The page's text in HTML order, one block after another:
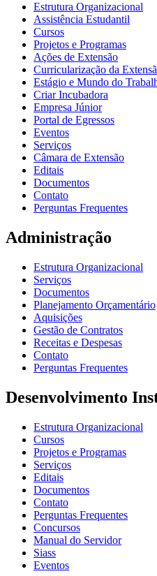
Estrutura Organizacional
Assistência Estudantil
Cursos
Projetos e Programas
Ações de Extensão
Curricularização da
Estágio e Mundo do
Criar Incubadora
Empresa Júnior
Portal de Egressos
Eventos
Serviços
Câmara de Extensão
Editais
Documentos
Contato
Perguntas Frequentes
Administração
Estrutura Organizacional
Serviços
Documentos
Planejamento Orçamentário
Aquisições
Gestão de Contratos
Receitas e Despesas
Contato
Perguntas Frequentes
Desenvolvimento
Estrutura Organizacional
Cursos
Projetos e Programas
Serviços
Editais
Documentos
Contato
Perguntas Frequentes
Concursos
Manual do Servidor
Siass
Eventos